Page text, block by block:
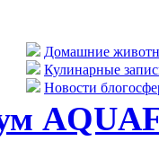
Домашние
Кулинарные
Новости